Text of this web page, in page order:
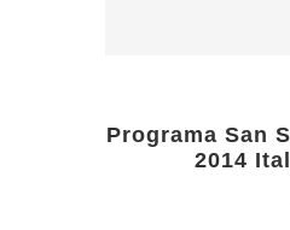
Programa San
2014